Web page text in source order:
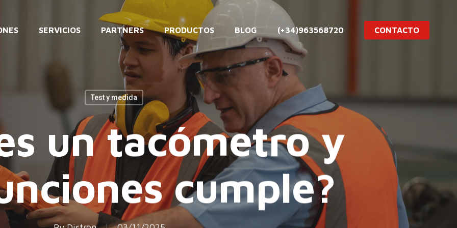
SERVICIOS PARTNERS PRODUCTOS BLOG (+34)963568720 CONTACTO
Test y medida
un tacómetro y
cumple?